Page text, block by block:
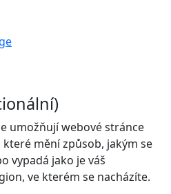
umožňují webové stránce
mění způsob, jakým se
vypadá jako je váš
ve kterém se nacházíte.